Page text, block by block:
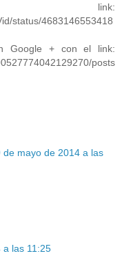
link:
status/4683146553418
Google + con el link:
posts
de mayo de 2014 a las
a las 11:25